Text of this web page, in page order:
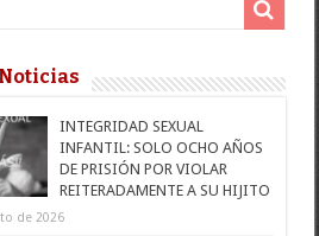
INTEGRIDAD SEXUAL
INFANTIL: SOLO OCHO AÑOS
DE PRISIÓN POR VIOLAR
REITERADAMENTE A SU HIJITO
de 2026